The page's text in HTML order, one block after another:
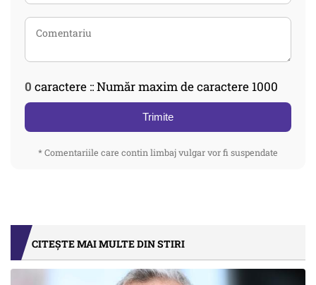
0 caractere :: Număr maxim de caractere 1000
Trimite
* Comentariile care contin limbaj vulgar vor fi suspendate
CITEȘTE MAI MULTE DIN STIRI